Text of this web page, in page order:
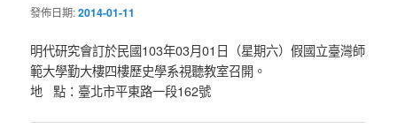
發佈日期:2014-01-11
明代研究會訂於民國103年03月01日（星期六）假國立臺灣師
範大學勤大樓四樓歷史學系視聽教室召開。
地 點：臺北市平東路一段162號